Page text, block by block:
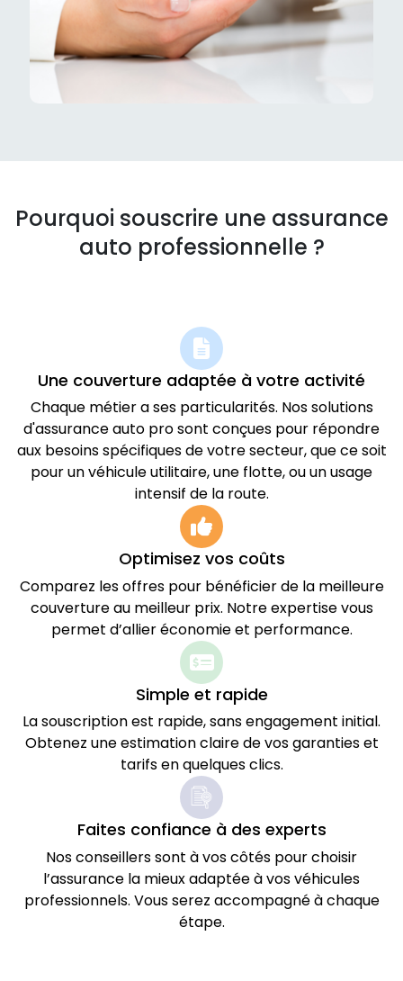
Pourquoi souscrire une assurance
auto professionnelle ?
Une couverture adaptée à votre activité
Chaque métier a ses particularités. Nos solutions
d'assurance auto pro sont conçues pour répondre
aux besoins spécifiques de votre secteur, que ce soit
pour un véhicule utilitaire, une flotte, ou un usage
intensif de la route.
Optimisez vos coûts
Comparez les offres pour bénéficier de la meilleure
couverture au meilleur prix. Notre expertise vous
permet d’allier économie et performance.
Simple et rapide
La souscription est rapide, sans engagement initial.
Obtenez une estimation claire de vos garanties et
tarifs en quelques clics.
Faites confiance à des experts
Nos conseillers sont à vos côtés pour choisir
l’assurance la mieux adaptée à vos véhicules
professionnels. Vous serez accompagné à chaque
étape.